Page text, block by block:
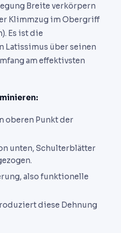
Breite verkörpern
Klimmzug im Obergriff
Es ist die
Latissimus über seinen
am effektivsten
oberen Punkt der
unten, Schulterblätter
also funktionelle
diese Dehnung